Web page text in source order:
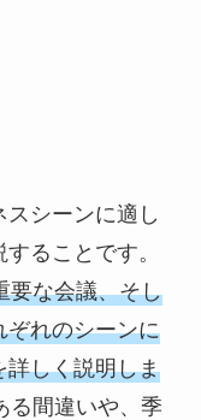
シーンに適し
ることです。
要な会議、そし
ぞれのシーンに
詳しく説明しま
る間違いや、季